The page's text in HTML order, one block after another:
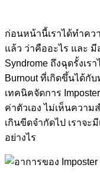
ก่อนหน้านี้เราได้ทำคว
แล้ว ว่าคืออะไร และ มี
Syndrome ถึงฉุดรั้งเร
Burnout ที่เกิดขึ้นได้กั
เทคนิคจัดการ
ค่าตัวเอง ไม่เห็นความ
เกินขีดจำกัดไป เราจะ
อย่างไร